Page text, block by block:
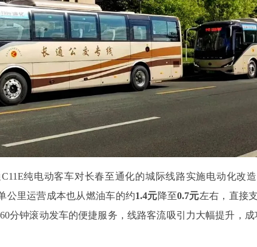
纯电动客车对长春至通化的城际线路实施电动化改
公里运营成本也从燃油车的约1.4元降至0.7元左右，直接
分钟滚动发车的便捷服务，线路客流吸引力大幅提升，